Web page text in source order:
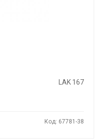
LAK 167
Код: 67781-38